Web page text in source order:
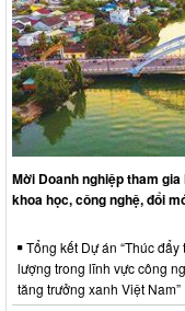
Mời Doanh nghiệp tham
khoa học, công nghệ, đổi
Tổng kết Dự án “Thúc
lượng trong lĩnh vực công
tăng trưởng xanh Việt Nam”